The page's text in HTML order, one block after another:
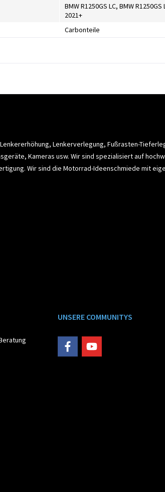
BMW R1250GS LC, BMW R1250GS
2021+
Carbonteile
Lenkerverlegung, Fußrasten-
Kameras usw. Wir sind spezialisiert auf
Wir sind die Motorrad-Ideenschmiede mit
UNSERE COMMUNITYS